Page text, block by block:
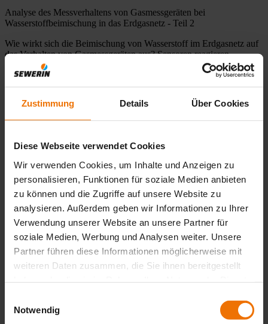
Zustimmung Details Über Cookies
Diese Webseite verwendet Cookies
Wir verwenden Cookies, um Inhalte und Anzeigen zu
personalisieren, Funktionen für soziale Medien anbieten
zu können und die Zugriffe auf unsere Website zu
analysieren. Außerdem geben wir Informationen zu Ihrer
Verwendung unserer Website an unsere Partner für
soziale Medien, Werbung und Analysen weiter. Unsere
Partner führen diese Informationen möglicherweise mit
weiteren Daten zusammen, die Sie ihnen bereitgestellt
Notwendig
Analyse des Messverhaltens von Gasmessgeräten bei
Wasserstoffbeimischung in das Erdgasnetz - Teil 2
Wie wirkt sich die Beimischung von Wasserstoff im Erdgasnetz auf
das Verhalten von Gasmessgeräten aus? Sensoren reagieren
unterschiedlich auf Wasserstoff! Welche Auswirkungen hat H2auf
die Messwerte des EX-TEC
PM 580 in unterschiedlichen
Heute geht es speziell um den Einsatzfall „Überwachung
Arbeitsraum“.